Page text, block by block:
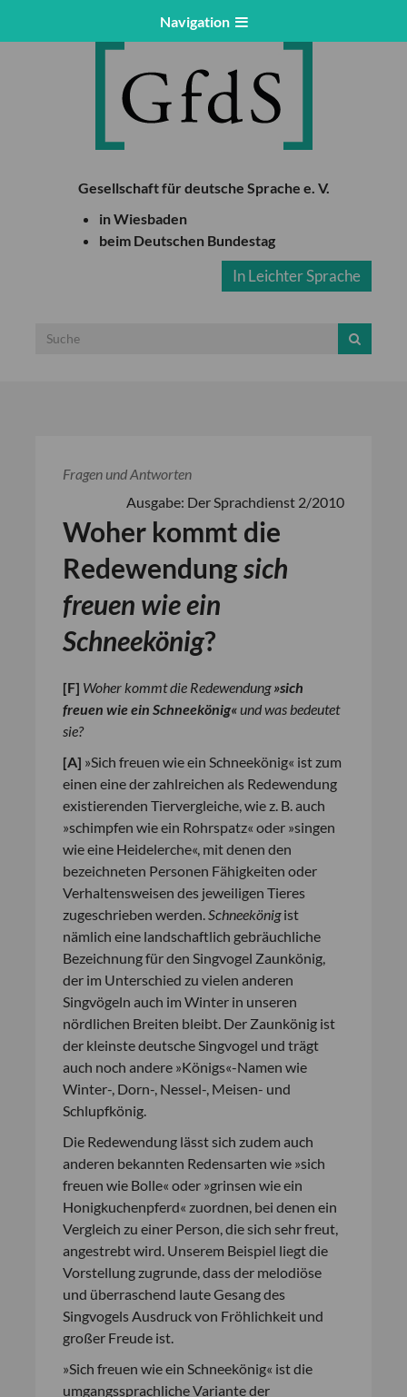
Navigation
Gesellschaft für deutsche Sprache e. V.
in Wiesbaden
beim Deutschen Bundestag
In Leichter Sprache
Fragen und Antworten
Ausgabe: Der Sprachdienst 2/2010
Woher kommt die
Redewendungsich
freuen wie ein
Schneekönig?
[F] Woher kommt die Redewendung»sich
freuen wie ein Schneekönig«und was bedeutet
sie?
[A] »Sich freuen wie ein Schneekönig« ist zum
einen eine der zahlreichen als Redewendung
existierenden Tiervergleiche, wie z. B. auch
»schimpfen wie ein Rohrspatz« oder »singen
wie eine Heidelerche«, mit denen den
bezeichneten Personen Fähigkeiten oder
Verhaltensweisen des jeweiligen Tieres
zugeschrieben werden.Schneekönigist
nämlich eine landschaftlich gebräuchliche
Bezeichnung für den Singvogel Zaunkönig,
der im Unterschied zu vielen anderen
Singvögeln auch im Winter in unseren
nördlichen Breiten bleibt. Der Zaunkönig ist
der kleinste deutsche Singvogel und trägt
auch noch andere »Königs«-Namen wie
Winter-, Dorn-, Nessel-, Meisen- und
Schlupfkönig.
Die Redewendung lässt sich zudem auch
anderen bekannten Redensarten wie »sich
freuen wie Bolle« oder »grinsen wie ein
Honigkuchenpferd« zuordnen, bei denen ein
Vergleich zu einer Person, die sich sehr freut,
angestrebt wird. Unserem Beispiel liegt die
Vorstellung zugrunde, dass der melodiöse
und überraschend laute Gesang des
Singvogels Ausdruck von Fröhlichkeit und
großer Freude ist.
»Sich freuen wie ein Schneekönig« ist die
umgangssprachliche Variante der